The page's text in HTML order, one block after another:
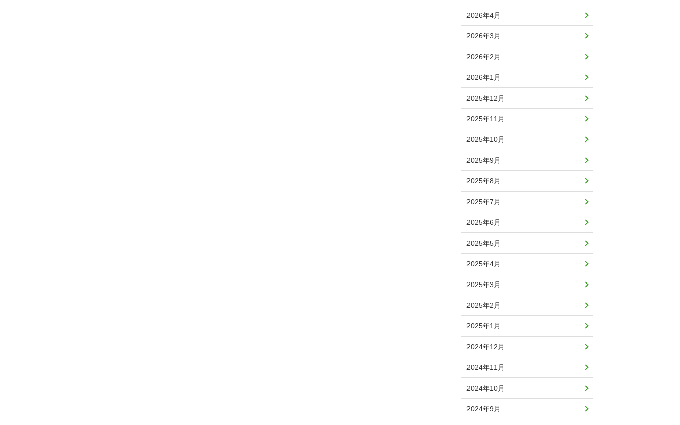
2026年4月
2026年3月
2026年2月
2026年1月
2025年12月
2025年11月
2025年10月
2025年9月
2025年8月
2025年7月
2025年6月
2025年5月
2025年4月
2025年3月
2025年2月
2025年1月
2024年12月
2024年11月
2024年10月
2024年9月